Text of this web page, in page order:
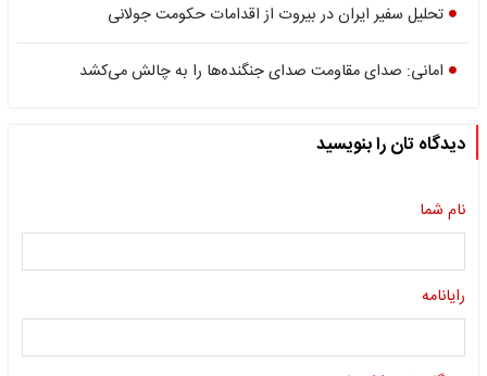
تحلیل سفیر ایران در بیروت از اقدامات حکومت جولانی
امانی: صدای مقاومت صدای جنگنده‌ها را به چالش می‌کشد
دیدگاه تان را بنویسید
نام شما
رایانامه